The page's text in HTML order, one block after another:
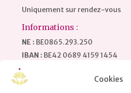
Cookies
Uniquement sur rendez-vous
Informations :
NE :BE0865.293.250
IBAN :BE42 0689 4159 1454